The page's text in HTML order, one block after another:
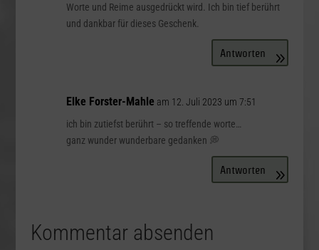
Worte und Reime ausgedrückt wird. Ich bin tief berührt
und dankbar für dieses Geschenk.
Antworten
Elke Forster-Mahle am 12. Juli 2023 um 7:51
ich bin zutiefst berührt – so treffende worte…
ganz wunder wunderbare gedanken 💭
Antworten
Kommentar absenden